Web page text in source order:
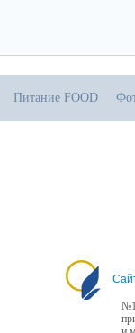
Питание FOOD